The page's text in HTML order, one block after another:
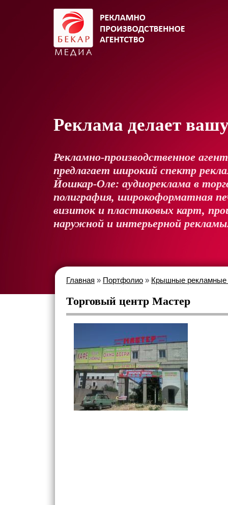
Реклама делает
Рекламно-производственное
предлагает широкий спектр
Йошкар-Оле: аудиореклама в
полиграфия, широкоформатная
визиток и пластиковых карт,
наружной и интерьерной
Главная » Портфолио » Крышные рекламные
Торговый центр Мастер